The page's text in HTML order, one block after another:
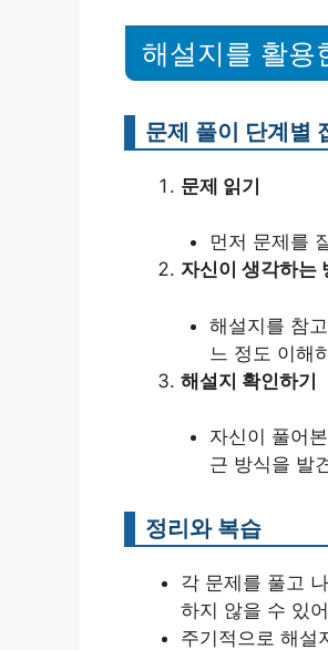
해설지를 활용
문제 풀이 단계별
문제 읽기
먼저 문제를
자신이 생각하는
해설지를 참
느 정도 이해
해설지 확인하기
자신이 풀어
근 방식을 발
정리와 복습
각 문제를 풀고
하지 않을 수 있
주기적으로 해설